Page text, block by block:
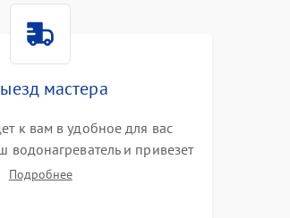
мастера
к вам в удобное для вас
водонагреватель и привезет
Подробнее